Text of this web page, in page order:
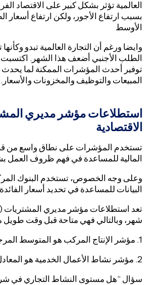
العالمية تؤثر بشكل كبير على الاقتصاد
بسبب ارتفاع الأجور، ولكن ارتفاع أسعار
الأوسط
وايضا ورغم أن التجارة العالمية تبدو
توفير أحدث المؤشرات الممكنة لما يحدث
المبيعات والتوظيف والمخزونات والأسعار.
استطلاعات مؤشر مديري
الاقتصادية
تستخدم المؤشرات على نطاق واسع من
المالية للمساعدة في فهم ظروف العمل
وعلى وجه الخصوص، تستخدم البنوك
البيانات للمساعدة في تحديد أسعار الفائدة
شهر، وبالتالي فهي متاحة قبل وقت طويل من
1. مؤشر الإنتاج المركب هو المتوسط المرجح لمؤشر إنتاج الصناعات التحويلية ونشاط أعمال الخدمات
2. مؤشر نشاط الأعمال الخدمية هو المعادل المباشر لمؤشر مخرجات التصنيع، بناءً على المسح
سؤال “هل مستوى النشاط التجاري في